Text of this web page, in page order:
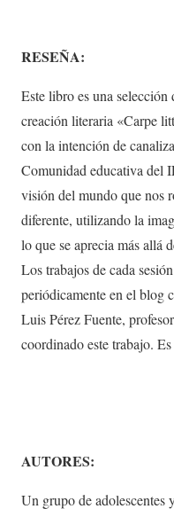
RESEÑA:
Este libro es una selección
creación literaria «Carpe
con la intención de
Comunidad educativa del
visión del mundo que nos
diferente, utilizando la
lo que se aprecia más allá
Los trabajos de cada
periódicamente en el blog
Luis Pérez Fuente,
coordinado este trabajo.
AUTORES:
Un grupo de adolescentes